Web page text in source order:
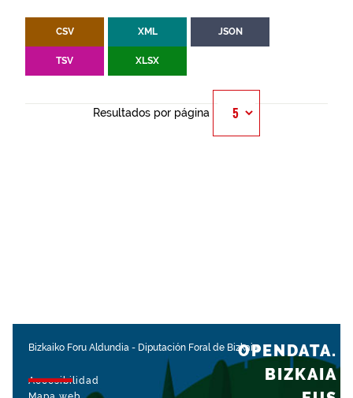
CSV XML JSON
TSV XLSX
Resultados por página
Bizkaiko Foru Aldundia - Diputación Foral de Bizkaia
Accesibilidad
OPENDATA.
BIZKAIA